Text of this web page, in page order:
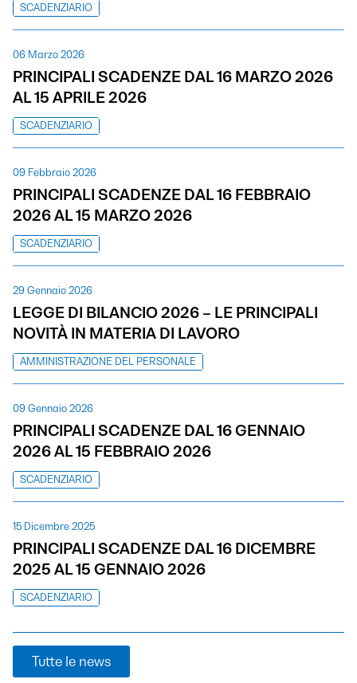
SCADENZIARIO
06 Marzo 2026
PRINCIPALI SCADENZE DAL 16 MARZO 2026
AL 15 APRILE 2026
SCADENZIARIO
09 Febbraio 2026
PRINCIPALI SCADENZE DAL 16 FEBBRAIO
2026 AL 15 MARZO 2026
SCADENZIARIO
29 Gennaio 2026
LEGGE DI BILANCIO 2026 – LE PRINCIPALI
NOVITÀ IN MATERIA DI LAVORO
AMMINISTRAZIONE DEL PERSONALE
09 Gennaio 2026
PRINCIPALI SCADENZE DAL 16 GENNAIO
2026 AL 15 FEBBRAIO 2026
SCADENZIARIO
15 Dicembre 2025
PRINCIPALI SCADENZE DAL 16 DICEMBRE
2025 AL 15 GENNAIO 2026
SCADENZIARIO
Tutte le news